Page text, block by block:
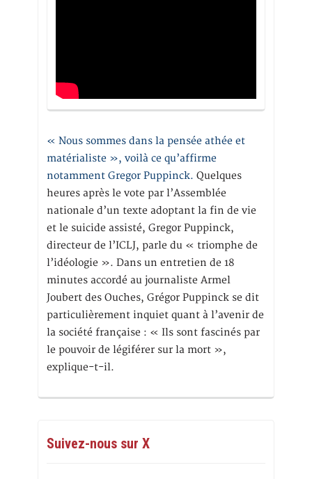
« Nous sommes dans la pensée athée et
matérialiste », voilà ce qu’affirme
notamment Gregor Puppinck. Quelques
heures après le vote par l’Assemblée
nationale d’un texte adoptant la fin de vie
et le suicide assisté, Gregor Puppinck,
directeur de l’ICLJ, parle du « triomphe de
l’idéologie ». Dans un entretien de 18
minutes accordé au journaliste Armel
Joubert des Ouches, Grégor Puppinck se dit
particulièrement inquiet quant à l’avenir de
la société française : « Ils sont fascinés par
le pouvoir de légiférer sur la mort »,
explique-t-il.
Suivez-nous sur X